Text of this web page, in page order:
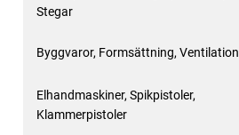
Stegar
Byggvaror, Formsättning, Ventilation
Elhandmaskiner, Spikpistoler,
Klammerpistoler